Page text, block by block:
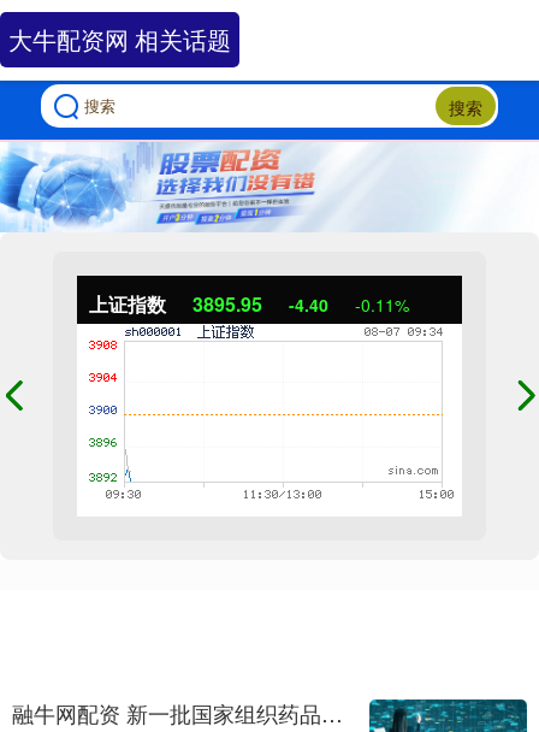
搜索
上证指数 3895.95 -4.40 -0.11%
大牛配资网 相关话题
融牛网配资 新一批国家组织药品集采报量启动，详解最新变化